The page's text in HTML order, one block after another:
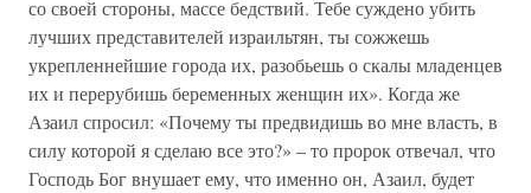
со своей стороны, массе бедствий. Тебе суждено убить
лучших представителей израильтян, ты сожжешь
укрепленнейшие города их, разобьешь о скалы младенцев
их и перерубишь беременных женщин их». Когда же
Азаил спросил: «Почему ты предвидишь во мне власть, в
силу которой я сделаю все это?» – то пророк отвечал, что
Господь Бог внушает ему, что именно он, Азаил, будет